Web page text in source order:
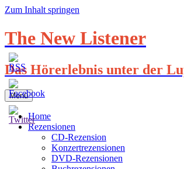
Zum Inhalt springen
The New Listener
Das Hörerlebnis unter der
Menü
Home
Rezensionen
CD-Rezension
Konzertrezensionen
DVD-Rezensionen